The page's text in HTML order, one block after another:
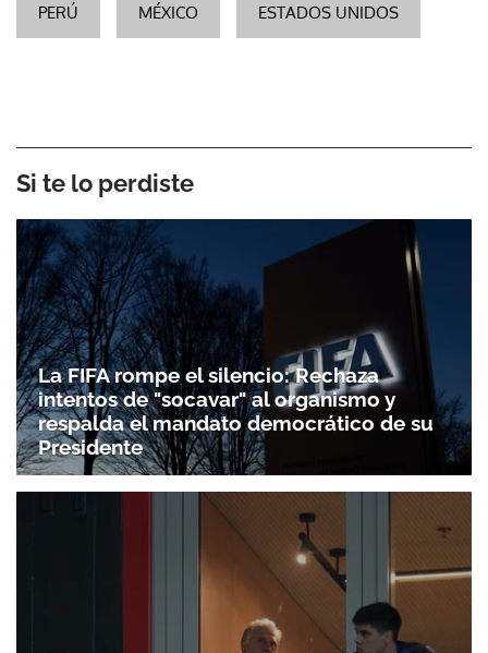
PERÚ MÉXICO ESTADOS UNIDOS
Si te lo perdiste
La FIFA rompe el silencio: Rechaza
intentos de "socavar" al organismo y
respalda el mandato democrático de su
Presidente